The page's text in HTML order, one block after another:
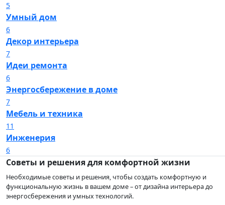
5
Умный дом
6
Декор интерьера
7
Идеи ремонта
6
Энергосбережение в доме
7
Мебель и техника
11
Инженерия
6
Советы и решения для комфортной жизни
Необходимые советы и решения, чтобы создать комфортную и
функциональную жизнь в вашем доме – от дизайна интерьера до
энергосбережения и умных технологий.